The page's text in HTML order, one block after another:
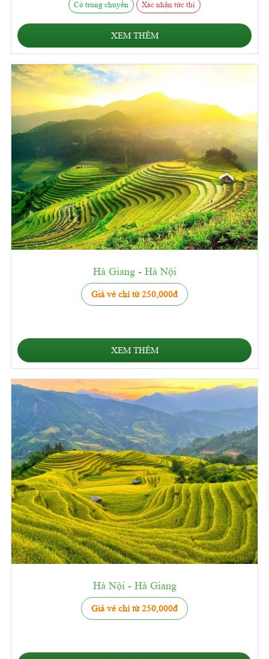
Có trung chuyển Xác nhận tức thì
XEM THÊM
Hà Giang - Hà Nội
Giá vé chỉ từ 250,000đ
XEM THÊM
Hà Nội - Hà Giang
Giá vé chỉ từ 250,000đ